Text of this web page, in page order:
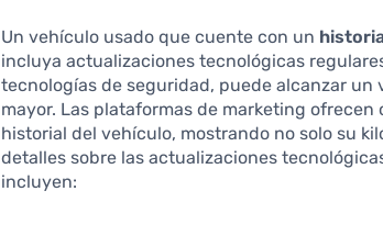
Un vehículo usado que cuente con un
incluya actualizaciones tecnológicas
tecnologías de seguridad, puede alcanzar
mayor. Las plataformas de marketing
historial del vehículo, mostrando no solo su
detalles sobre las actualizaciones
incluyen: